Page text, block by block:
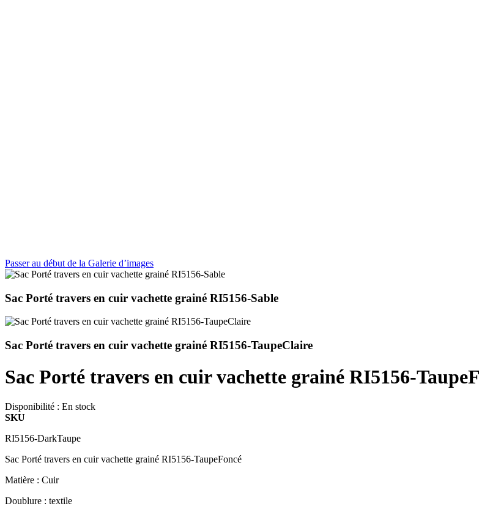
Passer au début de la Galerie d’images
Sac Porté travers en cuir vachette grainé RI5156-Sable
Sac Porté travers en cuir vachette grainé RI5156-TaupeClaire
Sac Porté travers en cuir vachette grainé RI5156-
Disponibilité : En stock
SKU
RI5156-DarkTaupe
Sac Porté travers en cuir vachette grainé RI5156-TaupeFoncé
Matière : Cuir
Doublure : textile